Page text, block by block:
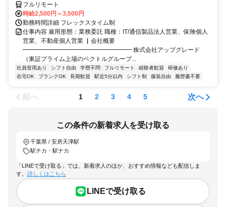
フルリモート
時給2,500円～3,500円
勤務時間詳細 フレックスタイム制
仕事内容 雇用形態：業務委託 職種：IT/通信製品法人営業、保険個人
営業、不動産個人営業 ▏会社概要
━━━━━━━━━━━━━━━━━━ 株式会社アップグレード
（東証プライム上場のベクトルグループ...
社員登用あり シフト自由 学歴不問 フルリモート 経験者歓迎
研修あり
在宅OK
ブランクOK 長期歓迎 駅近5分以内 シフト制 服装自由 履歴書不要
前へ 1 2 3 4 5 次へ
この条件の新着求人を受け取る
千葉県 / 安房天津駅
駅チカ・駅ナカ
「LINEで受け取る」では、新着求人のほか、おすすめ情報なども配信しま
す。 詳しくはこちら
LINEで受け取る